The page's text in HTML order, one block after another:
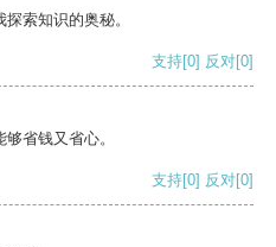
索知识的奥秘。
支持[0] 反对[0]
省钱又省心。
支持[0] 反对[0]